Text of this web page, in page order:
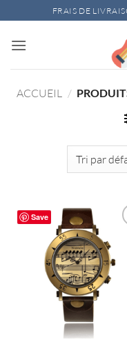
au
contenu
FRAIS DE
ACCUEIL /
Save